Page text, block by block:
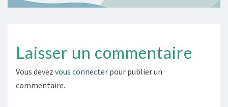
Laisser un commentaire
Vous devez vous connecter pour publier un
commentaire.